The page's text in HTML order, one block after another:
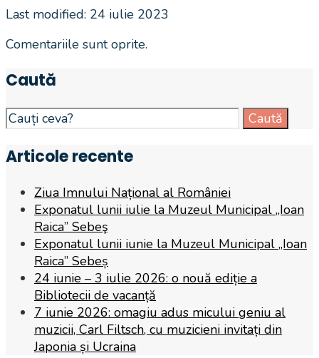
Last modified: 24 iulie 2023
Comentariile sunt oprite.
Caută
Search
for:
Caută
Articole recente
Ziua Imnului Național al României
Exponatul lunii iulie la Muzeul Municipal „Ioan
Raica” Sebeş
Exponatul lunii iunie la Muzeul Municipal „Ioan
Raica” Sebeș
24 iunie – 3 iulie 2026: o nouă ediție a
Bibliotecii de vacanță
7 iunie 2026: omagiu adus micului geniu al
muzicii, Carl Filtsch, cu muzicieni invitați din
Japonia și Ucraina